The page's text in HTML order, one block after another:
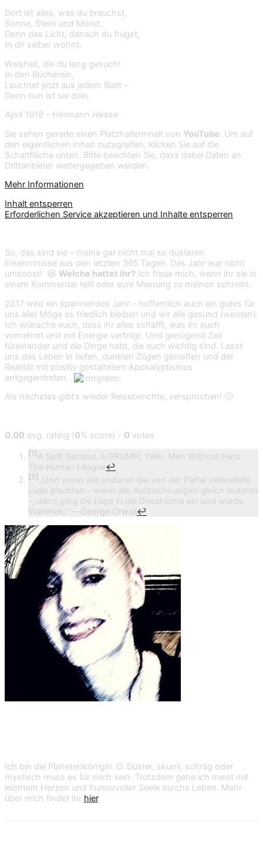
Dort ist alles, was du brauchst,
Sonne, Stern und Mond,
Denn das Licht, danach du frugst,
In dir selber wohnt.
Weisheit, die du lang gesucht
In den Bücherein,
Leuchtet jetzt aus jedem Blatt –
Denn nun ist sie dein.
April 1918 – Hermann Hesse
Sie sehen gerade einen Platzhalterinhalt von YouTube. Um auf
den eigentlichen Inhalt zuzugreifen, klicken Sie auf die
Schaltfläche unten. Bitte beachten Sie, dass dabei Daten an
Drittanbieter weitergegeben werden.
Mehr Informationen
Inhalt entsperren
Erforderlichen Service akzeptieren und Inhalte entsperren
So, das sind sie – meine gar nicht mal so düsteren
Erkenntnisse aus den letzten 365 Tagen. Das Jahr war nicht
umsonst! 😆 Welche hattet ihr? Ich freue mich, wenn ihr sie in
einem Kommentar teilt oder eure Meinung zu meinen schreibt.
2017 wird ein spannendes Jahr – hoffentlich auch ein gutes für
uns alle! Möge es friedlich bleiben und wir alle gesund (werden).
Ich wünsche euch, dass ihr alles schafft, was ihr euch
vornehmt und mit Energie verfolgt. Und genügend Zeit
füreinander und die Dinge habt, die euch wichtig sind. Lasst
uns das Leben in tiefen, dunklen Zügen genießen und der
Realität mit positiv gestaltetem Apokalyptismus
entgegentreten.
Als nächstes gibt’s wieder Reiseberichte, versprochen! 🙂
0.00 avg. rating (0% score) - 0 votes
[1] A Split Second, à;GRUMH, Yello, Men Without Hats,
The Human League↩
[2] „Und wenn alle anderen die von der Partei verbreitete
Lüge glaubten – wenn alle Aufzeichnungen gleich lauteten
-, dann ging die Lüge in die Geschichte ein und wurde
Wahrheit.“ ―George Orwell↩
Ich bin die Planetenkönigin :D. Düster, skurril, schräg oder
mystisch muss es für mich sein. Trotzdem gehe ich meist mit
leichtem Herzen und humorvoller Seele durchs Leben. Mehr
über mich findet ihr hier.